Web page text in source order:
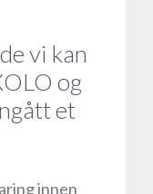
vi kan
og
et
innen